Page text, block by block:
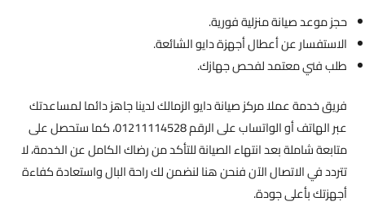
حجز موعد صيانة منزلية فورية.
الاستفسار عن أعطال أجهزة دايو الشائعة.
طلب فني معتمد لفحص جهازك.
فريق خدمة عملا مركز صيانة دايو الزمالك لدينا جاهز دائما لمساعدتك
عبر الهاتف أو الواتساب على الرقم 01211114528، كما ستحصل على
متابعة شاملة بعد انتهاء الصيانة للتأكد من رضاك الكامل عن الخدمة، لا
تتردد في الاتصال الآن فنحن هنا لنضمن لك راحة البال واستعادة كفاءة
أجهزتك بأعلى جودة.